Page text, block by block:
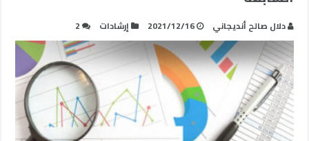
دلال صالح أنديجاني 2021/12/16 إرشادات 2